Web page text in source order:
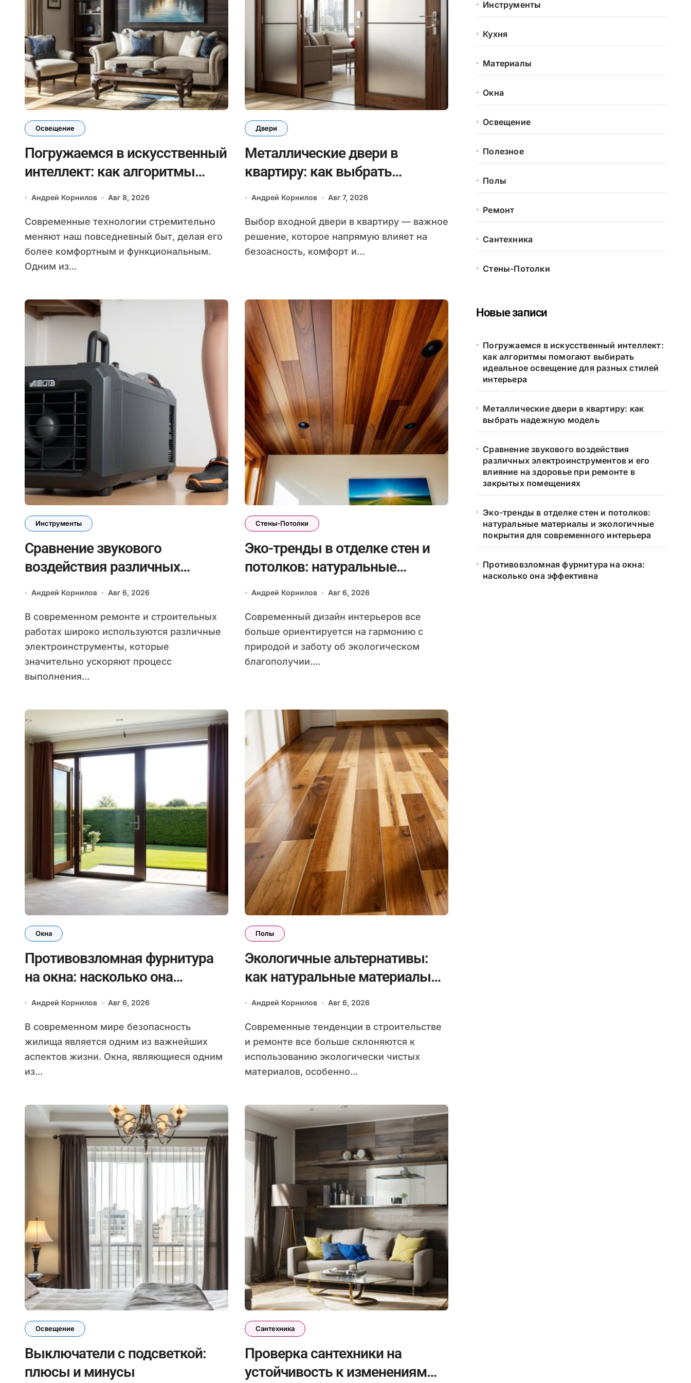
Освещение
Погружаемся в искусственный
интеллект: как алгоритмы
помогают выбирать идеальное
интерьера
Андрей Корнилов Авг 8, 2026
Современные технологии стремительно
меняют наш повседневный быт, делая его
более комфортным и функциональным.
Одним из...
Двери
Металлические двери в
квартиру: как выбрать
надежную модель
Андрей Корнилов Авг 7, 2026
Выбор входной двери в квартиру — важное
решение, которое напрямую влияет на
безоасность, комфорт и...
Инструменты
Сравнение звукового
воздействия различных
электроинструментов и его
ремонте в закрытых
помещениях
Андрей Корнилов Авг 6, 2026
В современном ремонте и строительных
работах широко используются различные
электроинструменты, которые
значительно ускоряют процесс
выполнения...
Стены-Потолки
Эко-тренды в отделке стен и
потолков: натуральные
материалы и экологичные
интерьера
Андрей Корнилов Авг 6, 2026
Современный дизайн интерьеров все
больше ориентируется на гармонию с
природой и заботу об экологическом
благополучии....
Окна
Противовзломная фурнитура
на окна: насколько она
эффективна
Андрей Корнилов Авг 6, 2026
В современном мире безопасность
жилища является одним из важнейших
аспектов жизни. Окна, являющиеся одним
из...
Полы
Экологичные альтернативы:
как натуральные материалы
для полов влияют на здоровье
Андрей Корнилов Авг 6, 2026
Современные тенденции в строительстве
и ремонте все больше склоняются к
использованию экологически чистых
материалов, особенно...
Освещение
Выключатели с подсветкой:
плюсы и минусы
Сантехника
Проверка сантехники на
устойчивость к изменениям
Инструменты
Кухня
Материалы
Окна
Освещение
Полезное
Полы
Ремонт
Сантехника
Стены-Потолки
Новые записи
Погружаемся в искусственный интеллект:
как алгоритмы помогают выбирать
идеальное освещение для разных стилей
интерьера
Металлические двери в квартиру: как
выбрать надежную модель
Сравнение звукового воздействия
различных электроинструментов и его
влияние на здоровье при ремонте в
закрытых помещениях
Эко-тренды в отделке стен и потолков:
натуральные материалы и экологичные
покрытия для современного интерьера
Противовзломная фурнитура на окна:
насколько она эффективна